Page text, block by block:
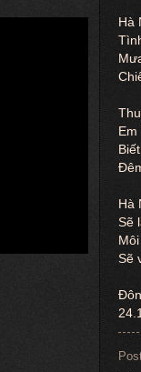
Hà
Hà
Sẽ
Sẽ